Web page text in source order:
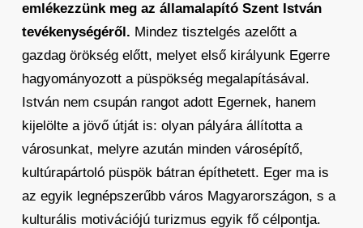
emlékezzünk meg az államalapító Szent István
tevékenységéről. Mindez tisztelgés azelőtt a
gazdag örökség előtt, melyet első királyunk Egerre
hagyományozott a püspökség megalapításával.
István nem csupán rangot adott Egernek, hanem
kijelölte a jövő útját is: olyan pályára állította a
városunkat, melyre azután minden városépítő,
kultúrapártoló püspök bátran építhetett. Eger ma is
az egyik legnépszerűbb város Magyarországon, s a
kulturális motivációjú turizmus egyik fő célpontja.